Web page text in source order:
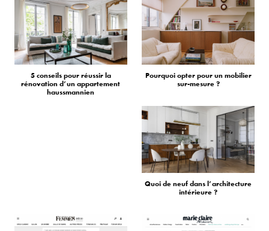
5 conseils pour réussir la
rénovation d’un appartement
haussmannien
Pourquoi opter pour un mobilier
sur-mesure ?
Quoi de neuf dans l’architecture
intérieure ?